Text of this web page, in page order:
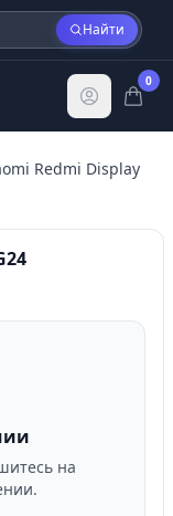
Найти
0
Redmi Display
на